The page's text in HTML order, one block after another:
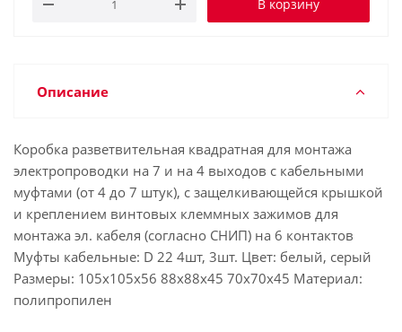
В корзину
Описание
Коробка разветвительная квадратная для монтажа
электропроводки на 7 и на 4 выходов с кабельными
муфтами (от 4 до 7 штук), с защелкивающейся крышкой
и креплением винтовых клеммных зажимов для
монтажа эл. кабеля (согласно СНИП) на 6 контактов
Муфты кабельные: D 22 4шт, 3шт. Цвет: белый, серый
Размеры: 105х105х56 88х88х45 70x70x45 Материал:
полипропилен